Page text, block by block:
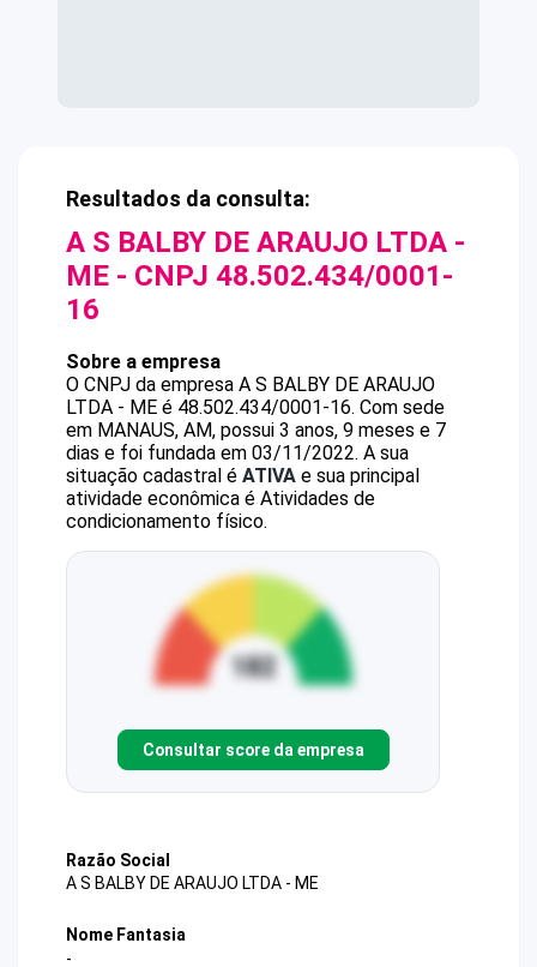
Resultados da consulta:
A S BALBY DE ARAUJO LTDA -
ME - CNPJ 48.502.434/0001-
16
Sobre a empresa
O CNPJ da empresa A S BALBY DE ARAUJO
LTDA - ME é 48.502.434/0001-16. Com sede
em MANAUS, AM, possui 3 anos, 9 meses e 7
dias e foi fundada em 03/11/2022. A sua
situação cadastral é ATIVA e sua principal
atividade econômica é Atividades de
condicionamento físico.
Consultar score da empresa
Razão Social
A S BALBY DE ARAUJO LTDA - ME
Nome Fantasia
-